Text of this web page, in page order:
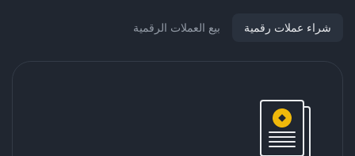
شراء عملات رقمية بيع العملات الرقمية